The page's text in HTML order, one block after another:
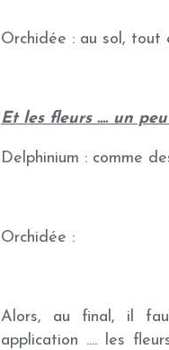
Orchidée : au sol, tout
Et les fleurs .... un
Delphinium : comme
Orchidée :
Alors, au final, il
application .... les